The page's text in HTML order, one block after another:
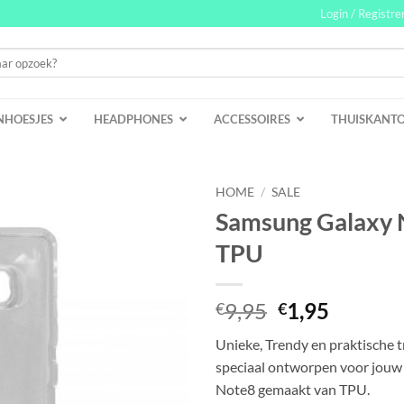
Login /
HEADPHONES ACCESSOIRES
HOME / SALE
Samsung Galaxy
TPU
€9,95
prijs
was:
€9,95.
€1,95
is:
€1,95.
Unieke, Trendy en praktische
speciaal ontworpen voor jouw
Note8 gemaakt van TPU.